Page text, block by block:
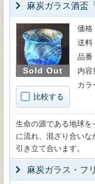
麻炭ガラス酒盃
Sold Out
比較する
価格
送料
品番
内容
カラ
生命の源である地球を
に流れ、混ざり合い
引き立て合います。
麻炭ガラス・フ